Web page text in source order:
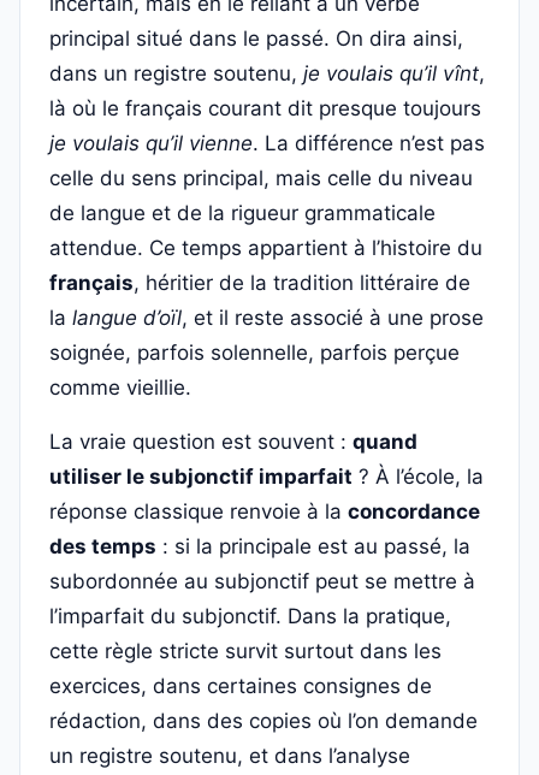
principal situé dans le passé. On dira ainsi,
dans un registre soutenu, je voulais qu’il vînt,
là où le français courant dit presque toujours
je voulais qu’il vienne. La différence n’est pas
celle du sens principal, mais celle du niveau
de langue et de la rigueur grammaticale
attendue. Ce temps appartient à l’histoire du
français, héritier de la tradition littéraire de
la langue d’oïl, et il reste associé à une prose
soignée, parfois solennelle, parfois perçue
comme vieillie.
La vraie question est souvent : quand
utiliser le subjonctif imparfait ? À l’école, la
réponse classique renvoie à la concordance
des temps : si la principale est au passé, la
subordonnée au subjonctif peut se mettre à
l’imparfait du subjonctif. Dans la pratique,
cette règle stricte survit surtout dans les
exercices, dans certaines consignes de
rédaction, dans des copies où l’on demande
un registre soutenu, et dans l’analyse